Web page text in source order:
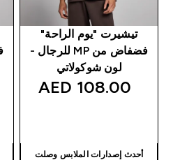
تيشيرت "يوم الراحة"
فضفاض من MP للرجال -
لون شوكولاتي
108.00 AED‎
أحدث إصدارات الملابس وصلت